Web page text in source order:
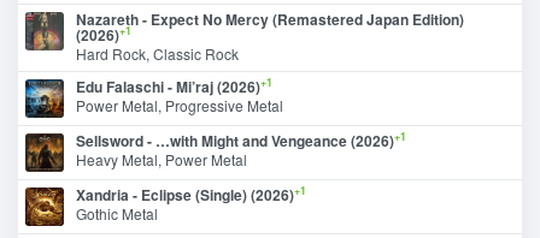
Nazareth - Expect No Mercy (Remastered Japan Edition)
(2026)+1
Hard Rock, Classic Rock
Edu Falaschi - Mi’raj (2026)+1
Power Metal, Progressive Metal
Sellsword - …with Might and Vengeance (2026)+1
Heavy Metal, Power Metal
Xandria - Eclipse (Single) (2026)+1
Gothic Metal